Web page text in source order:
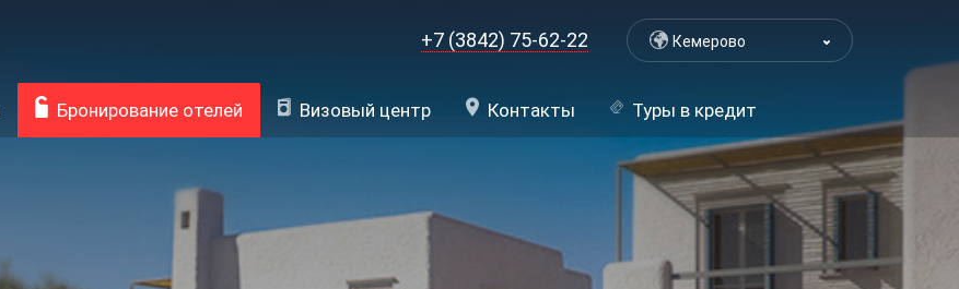
+7 (3842) 75-62-22 Кемерово
Бронирование отелей Визовый центр Контакты Туры в кредит